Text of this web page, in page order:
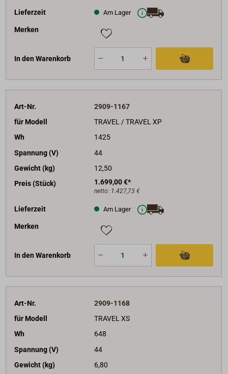
Lieferzeit Am Lager
Merken
In den Warenkorb
Art-Nr.
2909-1167
für Modell
TRAVEL / TRAVEL XP
Wh
1425
Spannung (V)
44
Gewicht (kg)
12,50
Preis (Stück)
1.699,00 €*
netto: 1.427,73 €
Lieferzeit Am Lager
Merken
In den Warenkorb
Art-Nr.
2909-1168
für Modell
TRAVEL XS
Wh
648
Spannung (V)
44
Gewicht (kg)
6,80